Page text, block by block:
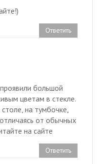
Ответить
большой
цветам в стекле.
на тумбочке,
от обычных
на сайте
Ответить